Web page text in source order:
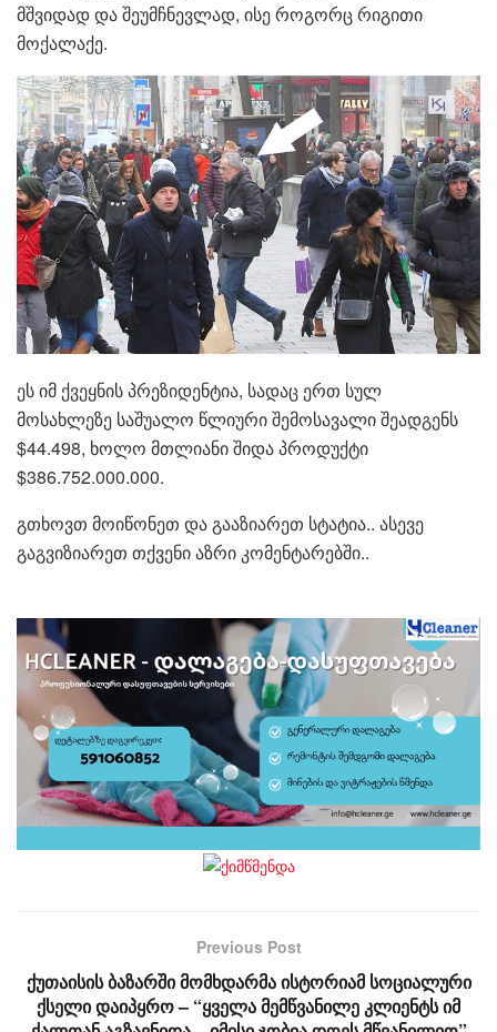
მშვიდად და შეუმჩნევლად, ისე როგორც რიგითი
მოქალაქე.
ეს იმ ქვეყნის პრეზიდენტია, სადაც ერთ სულ
მოსახლეზე საშუალო წლიური შემოსავალი შეადგენს
$44.498, ხოლო მთლიანი შიდა პროდუქტი
$386.752.000.000.
გთხოვთ მოიწონეთ და გააზიარეთ სტატია.. ასევე
გაგვიზიარეთ თქვენი აზრი კომენტარებში..
Previous Post
ქუთაისის ბაზარში მომხდარმა ისტორიამ სოციალური
ქსელი დაიპყრო – “ყველა მემწვანილე კლიენტს იმ